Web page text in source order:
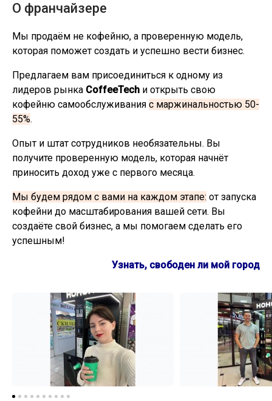
О франчайзере
Мы продаём не кофейню, а проверенную модель,
которая поможет создать и успешно вести бизнес.
Предлагаем вам присоединиться к одному из
лидеров рынка CoffeeTech и открыть свою
кофейню самообслуживания с маржинальностью 50-
55%.
Опыт и штат сотрудников необязательны. Вы
получите проверенную модель, которая начнёт
приносить доход уже с первого месяца.
Мы будем рядом с вами на каждом этапе: от запуска
кофейни до масштабирования вашей сети. Вы
создаёте свой бизнес, а мы помогаем сделать его
успешным!
Узнать, свободен ли мой город